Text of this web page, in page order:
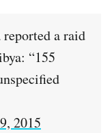
a raid
“155
2015